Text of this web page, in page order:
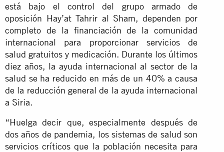
está bajo el control del grupo armado de
oposición Hay’at Tahrir al Sham, dependen por
completo de la financiación de la comunidad
internacional para proporcionar servicios de
salud gratuitos y medicación. Durante los últimos
diez años, la ayuda internacional al sector de la
salud se ha reducido en más de un 40% a causa
de la reducción general de la ayuda internacional
a Siria.
“Huelga decir que, especialmente después de
dos años de pandemia, los sistemas de salud son
servicios críticos que la población necesita para